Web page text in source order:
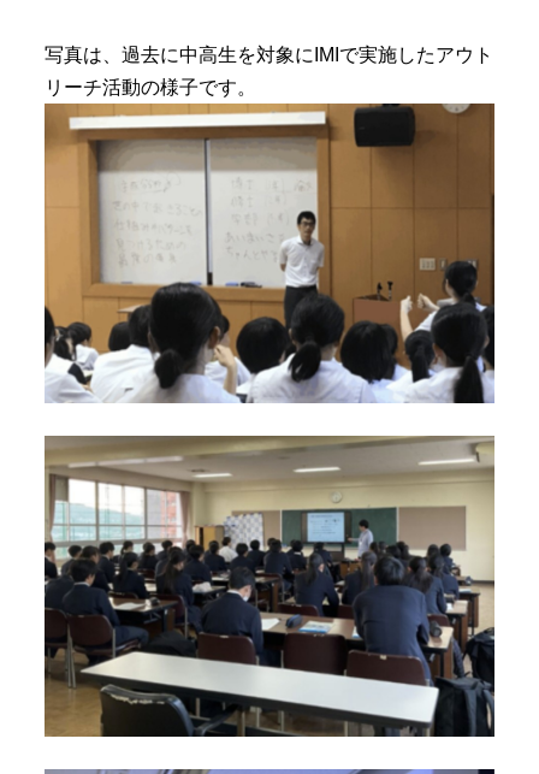
写真は、過去に中高生を対象にIMIで実施したアウト
リーチ活動の様子です。